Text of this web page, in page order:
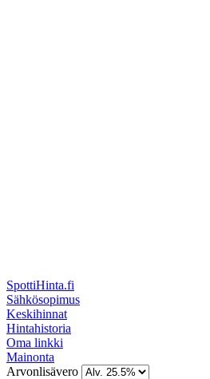
SpottiHinta.fi
Sähkösopimus
Keskihinnat
Hintahistoria
Oma linkki
Mainonta
Arvonlisävero